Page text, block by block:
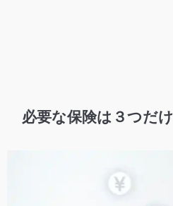
必要な保険は３つだけ